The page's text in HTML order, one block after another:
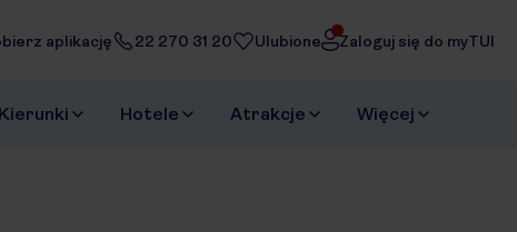
aplikację 22 270 31 20 Ulubione Zaloguj się do myTUI
Kierunki Hotele Atrakcje Więcej